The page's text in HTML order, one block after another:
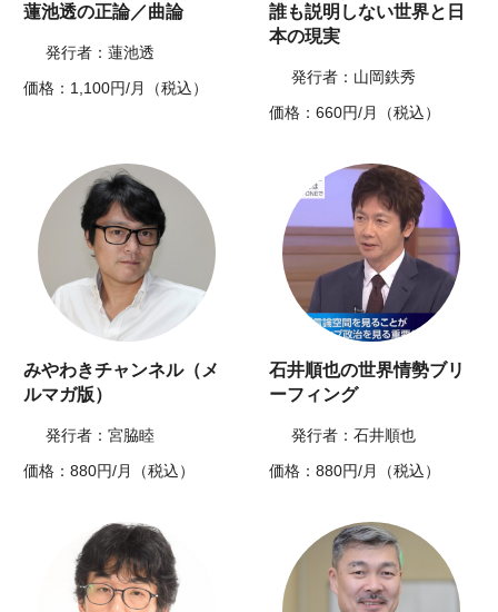
蓮池透の正論／曲論
発行者：蓮池透
価格：1,100円/月（税込）
誰も説明しない世界と日
本の現実
発行者：山岡鉄秀
価格：660円/月（税込）
みやわきチャンネル（メ
ルマガ版）
発行者：宮脇睦
価格：880円/月（税込）
石井順也の世界情勢ブリ
ーフィング
発行者：石井順也
価格：880円/月（税込）